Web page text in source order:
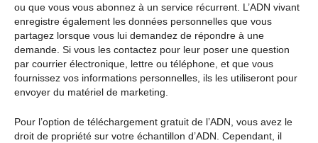
ou que vous vous abonnez à un service récurrent. L’ADN vivant
enregistre également les données personnelles que vous
partagez lorsque vous lui demandez de répondre à une
demande. Si vous les contactez pour leur poser une question
par courrier électronique, lettre ou téléphone, et que vous
fournissez vos informations personnelles, ils les utiliseront pour
envoyer du matériel de marketing.
Pour l’option de téléchargement gratuit de l’ADN, vous avez le
droit de propriété sur votre échantillon d’ADN. Cependant, il